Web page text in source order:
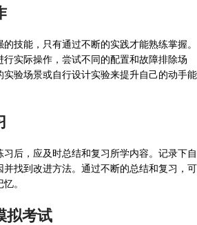
技能，只有通过不断的实践才能熟练掌握。
行实际操作，尝试不同的配置和故障排除场
实验场景或自行设计实验来提升自己的动手能
后，应及时总结和复习所学内容。记录下自
找到改进方法。通过不断的总结和复习，可
。
拟考试